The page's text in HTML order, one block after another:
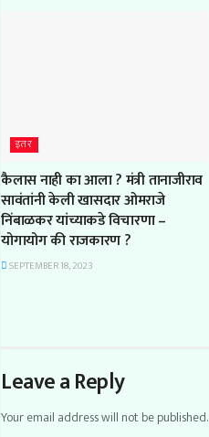
इतर
कैलास नाही का आला ? मंत्री तानाजीराव
सावंतांनी केली खासदार ओमराजे
निंबाळकर यांच्याकडे विचारणा –
योगायोग की राजकारण ?
SEPTEMBER 18, 2023
Leave a Reply
Your email address will not be published.